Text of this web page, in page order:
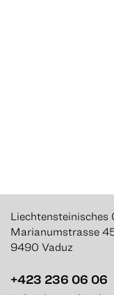
Liechtensteinisches
Marianumstrasse
9490 Vaduz
+423 236 06 06